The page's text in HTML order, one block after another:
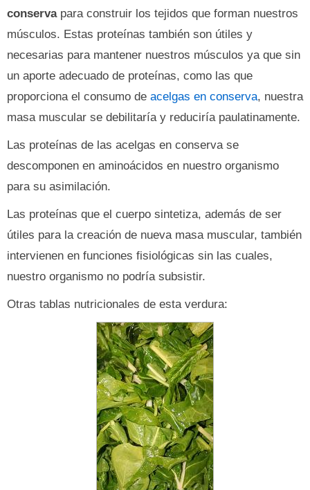
conservapara construir los tejidos que forman nuestros
músculos. Estas proteínas también son útiles y
necesarias para mantener nuestros músculos ya que sin
un aporte adecuado de proteínas, como las que
proporciona el consumo de acelgas en conserva, nuestra
masa muscular se debilitaría y reduciría paulatinamente.
Las proteínas de las acelgas en conserva se
descomponen en aminoácidos en nuestro organismo
para su asimilación.
Las proteínas que el cuerpo sintetiza, además de ser
útiles para la creación de nueva masa muscular, también
intervienen en funciones fisiológicas sin las cuales,
nuestro organismo no podría subsistir.
Otras tablas nutricionales de esta verdura: